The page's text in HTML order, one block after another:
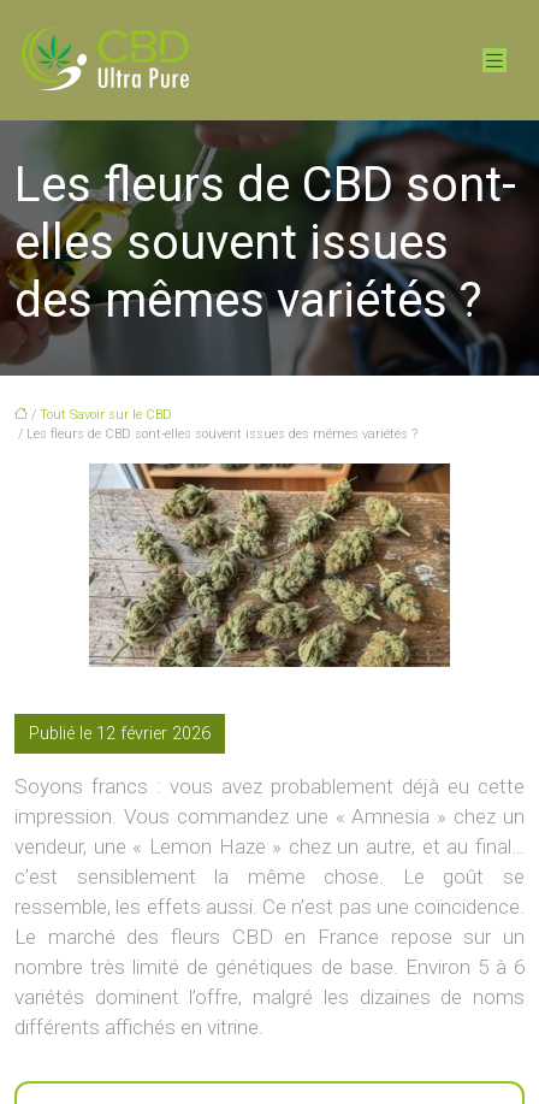
Les fleurs de CBD sont-
elles souvent issues
des mêmes variétés ?
/ Tout Savoir sur le CBD
/ Les fleurs de CBD sont-elles souvent issues des mêmes variétés ?
Publié le 12 février 2026
Soyons francs : vous avez probablement déjà eu cette
impression. Vous commandez une « Amnesia » chez un
vendeur, une « Lemon Haze » chez un autre, et au final…
c’est sensiblement la même chose. Le goût se
ressemble, les effets aussi. Ce n’est pas une coïncidence.
Le marché des fleurs CBD en France repose sur un
nombre très limité de génétiques de base. Environ 5 à 6
variétés dominent l’offre, malgré les dizaines de noms
différents affichés en vitrine.